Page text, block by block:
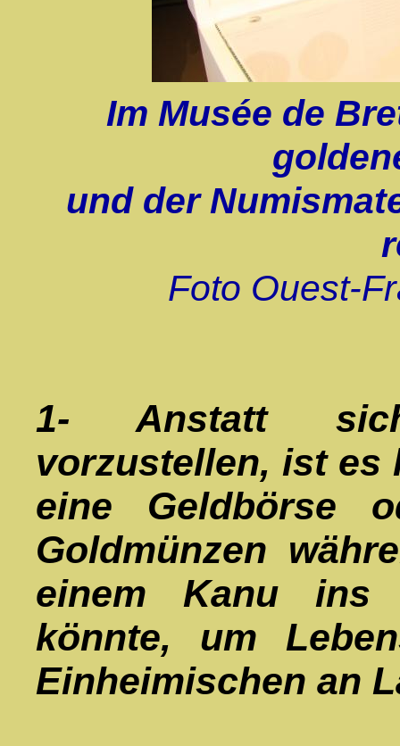
Im Musée de
und der
Foto Ouest-
1- Anstatt
vorzustellen, ist es
eine Geldbörse
Goldmünzen
einem Kanu ins
könnte, um
Einheimischen an